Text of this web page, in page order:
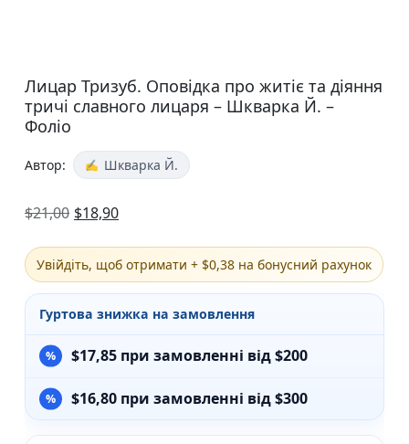
Лицар Тризуб. Оповідка про житіє та діяння
тричі славного лицаря – Шкварка Й. –
Фоліо
Автор: Шкварка Й.
$21,00 $18,90
Увійдіть, щоб отримати + $0,38 на бонусний рахунок
Гуртова знижка на замовлення
$17,85 при замовленні від $200
$16,80 при замовленні від $300